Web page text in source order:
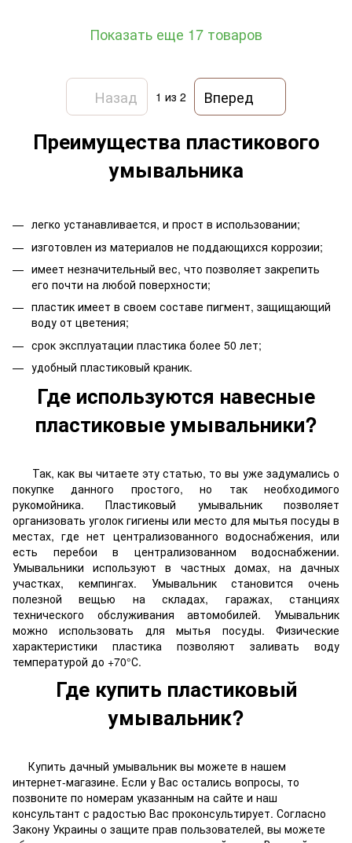
Показать еще 17 товаров
Назад 1 из 2 Вперед
Преимущества пластикового
умывальника
легко устанавливается, и прост в использовании;
изготовлен из материалов не поддающихся коррозии;
имеет незначительный вес, что позволяет закрепить
его почти на любой поверхности;
пластик имеет в своем составе пигмент, защищающий
воду от цветения;
срок эксплуатации пластика более 50 лет;
удобный пластиковый краник.
Где используются навесные
пластиковые умывальники?
Так, как вы читаете эту статью, то вы уже задумались о
покупке данного простого, но так необходимого
рукомойника. Пластиковый умывальник позволяет
организовать уголок гигиены или место для мытья посуды в
местах, где нет централизованного водоснабжения, или
есть перебои в централизованном водоснабжении.
Умывальники используют в частных домах, на дачных
участках, кемпингах. Умывальник становится очень
полезной вещью на складах, гаражах, станциях
технического обслуживания автомобилей. Умывальник
можно использовать для мытья посуды. Физические
характеристики пластика позволяют заливать воду
температурой до +70°С.
Где купить пластиковый
умывальник?
Купить дачный умывальник вы можете в нашем
интернет-магазине. Если у Вас остались вопросы, то
позвоните по номерам указанным на сайте и наш
консультант с радостью Вас проконсультирует. Согласно
Закону Украины о защите прав пользователей, вы можете